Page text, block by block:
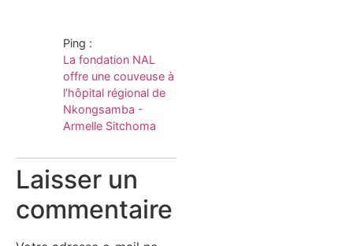
Ping :
La fondation NAL
offre une couveuse à
l’hôpital régional de
Nkongsamba -
Armelle Sitchoma
Laisser un
commentaire